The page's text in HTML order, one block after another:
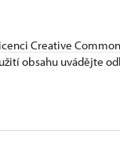
Creative
obsahu uvádějte